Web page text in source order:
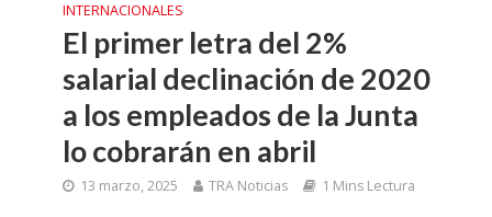
INTERNACIONALES
El primer letra del 2%
salarial declinación de 2020
a los empleados de la Junta
lo cobrarán en abril
13 marzo, 2025 TRA Noticias 1 Mins Lectura